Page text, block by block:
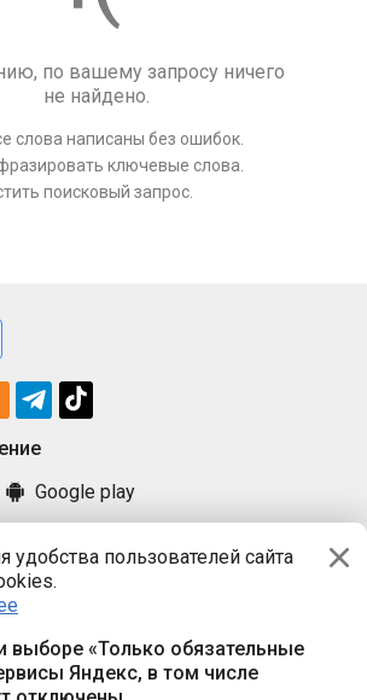
удобства пользователей сайта
выборе «Только обязательные
Яндекс, в том числе
по вашему запросу ничего
не найдено.
слова написаны без ошибок.
ключевые слова.
поисковый запрос.
Google play
предложений
ООО «ПРАЦА БАЙ»
220114, г. Минск, пр-т Независимости